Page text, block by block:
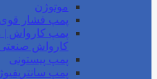
موتوژن
پمپ فشار قوی
پمپ کارواش |
کارواش
پمپ پیستونی
پمپ سانتریفیوژ